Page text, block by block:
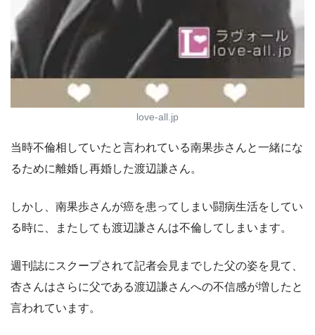
love-all.jp
当時不倫相していたと言われている南果歩さんと一緒にな
るために離婚し再婚した渡辺謙さん。
しかし、南果歩さんが癌を患ってしまい闘病生活をしてい
る時に、またしても渡辺謙さんは不倫してしまいます。
週刊誌にスクープされて記者会見までした父の姿を見て、
杏さんはさらに父である渡辺謙さんへの不信感が増したと
言われています。